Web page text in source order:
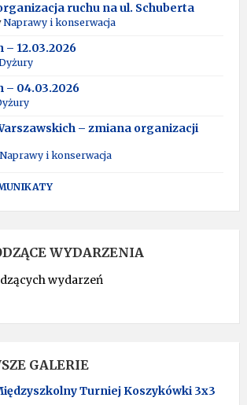
ruchu na ul. Schuberta
Naprawy i konserwacja
– 12.03.2026
– 04.03.2026
– zmiana organizacji
Naprawy i konserwacja
WYDARZENIA
wydarzeń
GALERIE
Turniej Koszykówki 3x3